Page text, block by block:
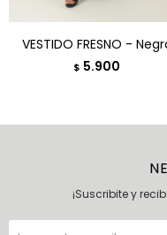
VESTIDO FRESNO -
$ 5.900
¡Suscribite y